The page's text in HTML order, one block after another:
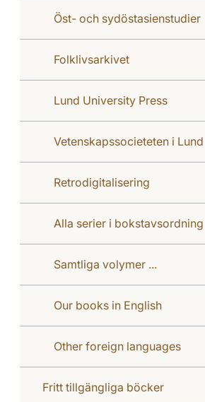
Öst- och sydöstasienstudier
Folklivsarkivet
Lund University Press
Vetenskapssocieteten i Lund
Retrodigitalisering
Alla serier i bokstavsordning
Samtliga volymer ...
Our books in English
Other foreign languages
Fritt tillgängliga böcker